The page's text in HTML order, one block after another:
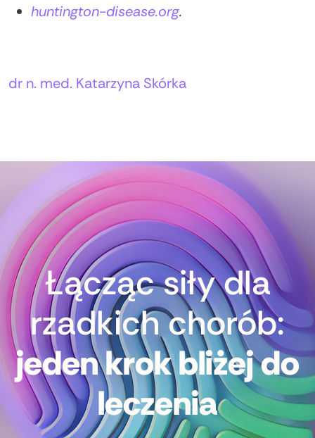
huntington-disease.org.
Autorzy:
dr n. med. Katarzyna Skórka
Łącząc siły dla
rzadkich chorób:
jeden krok bliżej do
leczenia